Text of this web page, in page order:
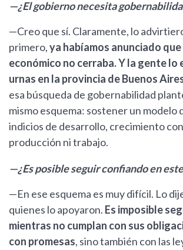
—¿El gobierno necesita
—Creo que sí. Claramente, lo
primero,ya habíamos anunciado
económico no cerraba. Y la gente lo
urnas en la provincia de Buenos
esa búsqueda de gobernabilidad
mismo esquema: sostener un modelo
indicios de desarrollo, crecimiento
producción ni trabajo.
—¿Es posible seguir confiando en
—En ese esquema es muy difícil. Lo
quienes lo apoyaron. Es imposible
mientras no cumplan con sus
con promesas, sino también con las